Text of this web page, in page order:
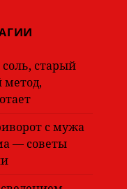
старый
метод,
с мужа
— советы